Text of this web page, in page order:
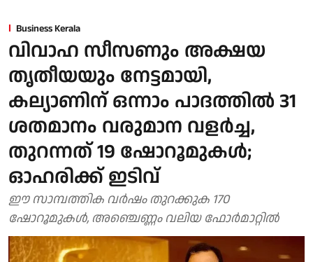
Business Kerala
വിവാഹ സീസണും അക്ഷയ
തൃതീയയും നേട്ടമായി,
കല്യാണിന് ഒന്നാം പാദത്തില്‍ 31
ശതമാനം വരുമാന വളര്‍ച്ച,
തുറന്നത് 19 ഷോറൂമുകള്‍;
ഓഹരിക്ക് ഇടിവ്
ഈ സാമ്പത്തിക വര്‍ഷം തുറക്കുക 170
ഷോറൂമുകള്‍, അഞ്ചെണ്ണം വലിയ ഫോര്‍മാറ്റില്‍